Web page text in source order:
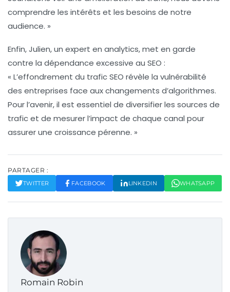
comprendre les intérêts et les besoins de notre
audience. »
Enfin, Julien, un expert en analytics, met en garde
contre la dépendance excessive au SEO :
« L’effondrement du trafic SEO révèle la vulnérabilité
des entreprises face aux changements d’algorithmes.
Pour l’avenir, il est essentiel de diversifier les sources de
trafic et de mesurer l’impact de chaque canal pour
assurer une croissance pérenne. »
PARTAGER :
TWITTER FACEBOOK LINKEDIN WHATSAPP
Romain Robin